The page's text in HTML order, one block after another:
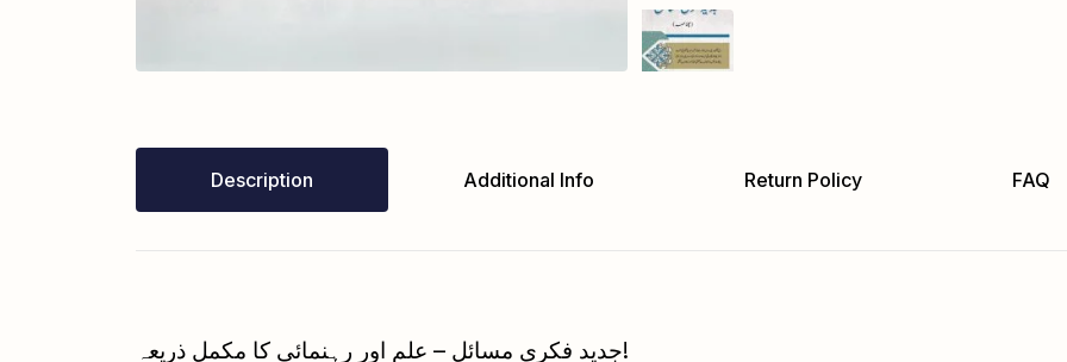
Description Additional Info Return Policy FAQ
جدید فکری مسائل – علم اور رہنمائی کا مکمل ذریعہ!